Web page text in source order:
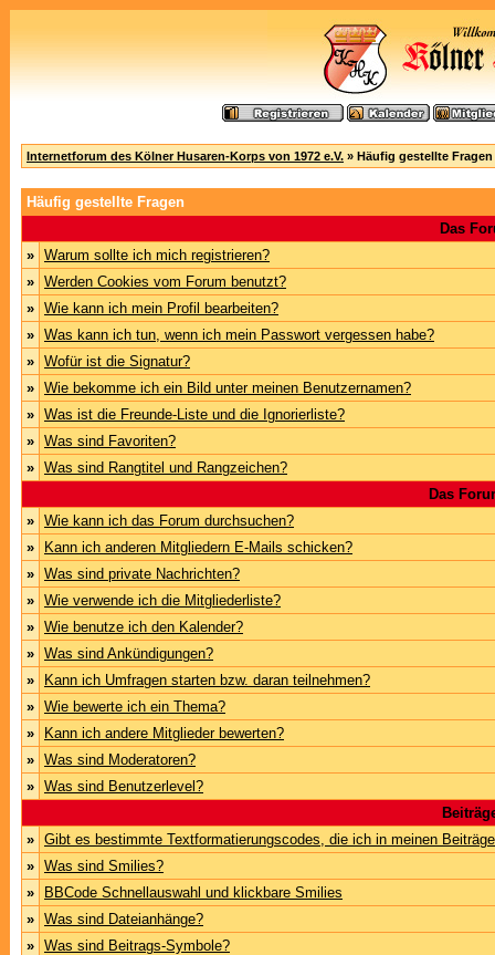
Internetforum des Kölner Husaren-Korps von 1972 e.V. » Häufig gestellte Fragen
Häufig gestellte Fragen
Das
» Warum sollte ich mich registrieren?
» Werden Cookies vom Forum benutzt?
» Wie kann ich mein Profil bearbeiten?
» Was kann ich tun, wenn ich mein Passwort vergessen habe?
» Wofür ist die Signatur?
» Wie bekomme ich ein Bild unter meinen Benutzernamen?
» Was ist die Freunde-Liste und die Ignorierliste?
» Was sind Favoriten?
» Was sind Rangtitel und Rangzeichen?
Das
» Wie kann ich das Forum durchsuchen?
»
Kann ich anderen Mitgliedern E-Mails schicken?
» Was sind private Nachrichten?
» Wie verwende ich die Mitgliederliste?
» Wie benutze ich den Kalender?
» Was sind Ankündigungen?
»
Kann ich Umfragen starten bzw. daran teilnehmen?
» Wie bewerte ich ein Thema?
»
Kann ich andere Mitglieder bewerten?
» Was sind Moderatoren?
» Was sind Benutzerlevel?
» Gibt es bestimmte Textformatierungscodes, die ich in meinen
» Was sind Smilies?
»
BBCode Schnellauswahl und klickbare Smilies
» Was sind Dateianhänge?
» Was sind Beitrags-Symbole?